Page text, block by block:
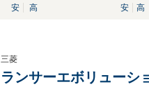
安
高
安
高
三菱
ランサーエボリューシ